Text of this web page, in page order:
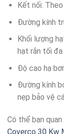
Kết nối:
Đường kính
Khối lượng
hạt rắn tối đa
Độ cao hạ
Đường kính
nẹp bảo vệ
Có thể bạn
Coverco 30 Kw